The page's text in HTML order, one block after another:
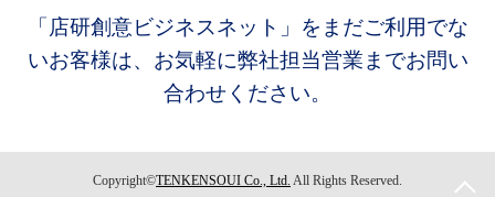
「店研創意ビジネスネット」をまだご利用でな
いお客様は、お気軽に弊社担当営業までお問い
合わせください。
Copyright©TENKENSOUI Co., Ltd. All Rights Reserved.